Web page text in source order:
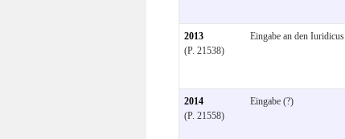
2013
(P. 21538)
Eingabe an den Iuridicus
2014
(P. 21558)
Eingabe (?)